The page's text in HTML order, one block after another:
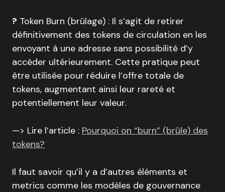
? Token Burn (brûlage) : Il s’agit de retirer
définitivement des tokens de circulation en les
envoyant à une adresse sans possibilité d’y
accéder ultérieurement. Cette pratique peut
être utilisée pour réduire l’offre totale de
tokens, augmentant ainsi leur rareté et
potentiellement leur valeur.
—> Lire l’article : Pourquoi on “burn” (brûle) des
tokens?
Il faut savoir qu’il y a d’autres éléments et
metrics comme les modèles de gouvernance